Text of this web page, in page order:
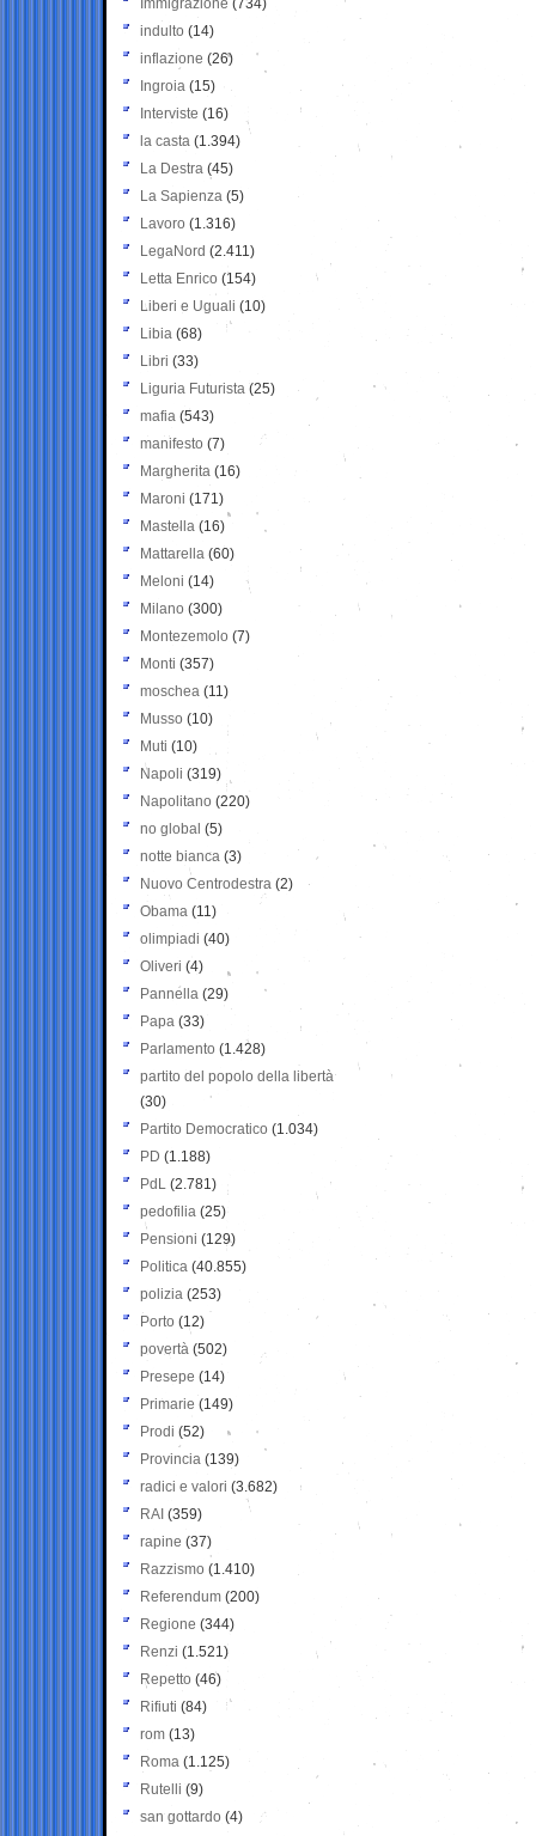
Immigrazione (734)
indulto (14)
inflazione (26)
Ingroia (15)
Interviste (16)
la casta (1.394)
La Destra (45)
La Sapienza (5)
Lavoro (1.316)
LegaNord (2.411)
Letta Enrico (154)
Liberi e Uguali (10)
Libia (68)
Libri (33)
Liguria Futurista (25)
mafia (543)
manifesto (7)
Margherita (16)
Maroni (171)
Mastella (16)
Mattarella (60)
Meloni (14)
Milano (300)
Montezemolo (7)
Monti (357)
moschea (11)
Musso (10)
Muti (10)
Napoli (319)
Napolitano (220)
no global (5)
notte bianca (3)
Nuovo Centrodestra (2)
Obama (11)
olimpiadi (40)
Oliveri (4)
Pannella (29)
Papa (33)
Parlamento (1.428)
partito del popolo della libertà
(30)
Partito Democratico (1.034)
PD (1.188)
PdL (2.781)
pedofilia (25)
Pensioni (129)
Politica (40.855)
polizia (253)
Porto (12)
povertà (502)
Presepe (14)
Primarie (149)
Prodi (52)
Provincia (139)
radici e valori (3.682)
RAI (359)
rapine (37)
Razzismo (1.410)
Referendum (200)
Regione (344)
Renzi (1.521)
Repetto (46)
Rifiuti (84)
rom (13)
Roma (1.125)
Rutelli (9)
san gottardo (4)